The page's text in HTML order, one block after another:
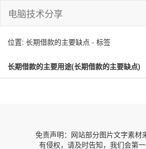
电脑技术分享
位置: 长期借款的主要缺点 - 标签
长期借款的主要用途(长期借款的主要缺点)
免责声明：网站部分图片文字素材
有侵权，请及时告知，我们会第